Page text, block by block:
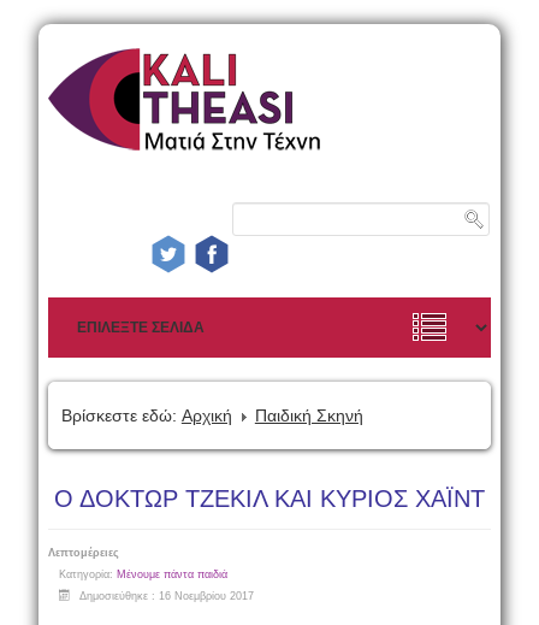
Βρίσκεστε εδώ: Αρχική Παιδική Σκηνή
Ο ΔΟΚΤΩΡ ΤΖΕΚΙΛ ΚΑΙ ΚΥΡΙΟΣ ΧΑΪΝΤ
Λεπτομέρειες
Κατηγορία: Μένουμε πάντα παιδιά
Δημοσιεύθηκε : 16 Νοεμβρίου 2017